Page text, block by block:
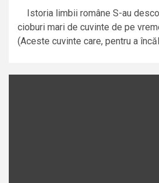
Istoria limbii române S-au
cioburi mari de cuvinte de pe
(Aceste cuvinte care, pentru a